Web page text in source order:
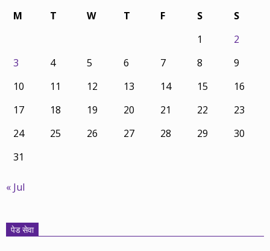
M
T W T F S
S
1
2
3
4 5 6 7 8
9
10
11 12 13 14 15
16
17
18 19 20 21 22
23
24
25 26 27 28 29
30
31
« Jul
पेड सेवा